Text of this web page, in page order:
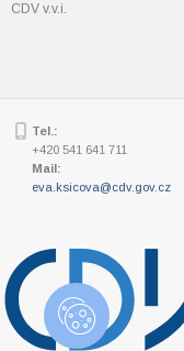
CDV v.v.i.
Tel.:
+420 541 641 711
Mail:
eva.ksicova@cdv.gov.cz